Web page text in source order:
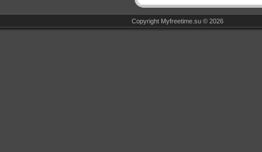
Copyright Myfreetime.su © 2026